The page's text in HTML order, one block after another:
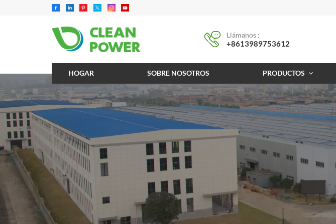
Llámanos :
+8613989753612
HOGAR SOBRE NOSOTROS PRODUCTOS